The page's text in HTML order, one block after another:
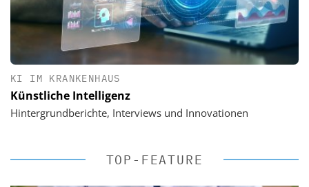
KI IM KRANKENHAUS
Künstliche Intelligenz
Hintergrundberichte, Interviews und Innovationen
TOP-FEATURE